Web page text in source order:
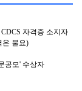
자격증 소지자
은 불요)
공모' 수상자